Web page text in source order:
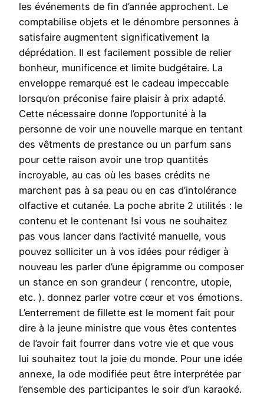
les événements de fin d’année approchent. Le
comptabilise objets et le dénombre personnes à
satisfaire augmentent significativement la
déprédation. Il est facilement possible de relier
bonheur, munificence et limite budgétaire. La
enveloppe remarqué est le cadeau impeccable
lorsqu’on préconise faire plaisir à prix adapté.
Cette nécessaire donne l’opportunité à la
personne de voir une nouvelle marque en tentant
des vêtments de prestance ou un parfum sans
pour cette raison avoir une trop quantités
incroyable, au cas où les bases crédits ne
marchent pas à sa peau ou en cas d’intolérance
olfactive et cutanée. La poche abrite 2 utilités : le
contenu et le contenant !si vous ne souhaitez
pas vous lancer dans l’activité manuelle, vous
pouvez solliciter un à vos idées pour rédiger à
nouveau les parler d’une épigramme ou composer
un stance en son grandeur ( rencontre, utopie,
etc. ). donnez parler votre cœur et vos émotions.
L’enterrement de fillette est le moment fait pour
dire à la jeune ministre que vous êtes contentes
de l’avoir fait fourrer dans votre vie et que vous
lui souhaitez tout la joie du monde. Pour une idée
annexe, la ode modifiée peut être interprétée par
l’ensemble des participantes le soir d’un karaoké.